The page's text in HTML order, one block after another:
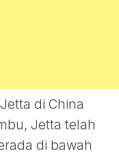
di China
Jetta telah
di bawah